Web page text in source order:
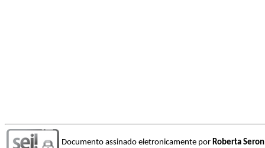
Documento assinado eletronicamente por Roberta